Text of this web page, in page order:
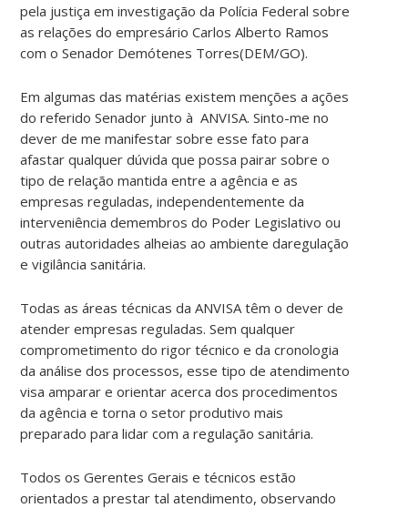
pela justiça em investigação da Polícia Federal sobre
as relações do empresário Carlos Alberto Ramos
com o Senador Demótenes Torres(DEM/GO).
Em algumas das matérias existem menções a ações
do referido Senador junto à ANVISA. Sinto-me no
dever de me manifestar sobre esse fato para
afastar qualquer dúvida que possa pairar sobre o
tipo de relação mantida entre a agência e as
empresas reguladas, independentemente da
interveniência demembros do Poder Legislativo ou
outras autoridades alheias ao ambiente daregulação
e vigilância sanitária.
Todas as áreas técnicas da ANVISA têm o dever de
atender empresas reguladas. Sem qualquer
comprometimento do rigor técnico e da cronologia
da análise dos processos, esse tipo de atendimento
visa amparar e orientar acerca dos procedimentos
da agência e torna o setor produtivo mais
preparado para lidar com a regulação sanitária.
Todos os Gerentes Gerais e técnicos estão
orientados a prestar tal atendimento, observando